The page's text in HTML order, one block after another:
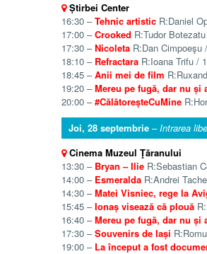
Știrbei Center
16:30 –Tehnic artistic R:Daniel
17:00 –Crooked R:Tudor
17:30 –Nicoleta R:Dan Cimpoeşu
18:10 – Refractara R:Ioana Trifu /
18:45 –Anii mei de film
19:20 –Mereu pe fugă, dar nu și
20:00 –#CălătoreșteCuMine
Joi, 28 septembrie – Intrarea
Cinema Muzeul Ţăranului
13:30 – Bryan – Ilie R:Sebastian
14:00 – Esmeralda R:Andrei
14:30 –Matei Visniec, rege la
15:45 –Ionaș visează că plouă
16:40 –Mereu pe fugă, dar nu și
17:30 –Souvenirs de Iași
19:00 – La început a fost